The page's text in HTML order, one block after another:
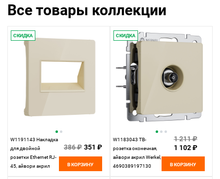
Все товары коллекции
СКИДКА
W1191143 Накладка
для двойной
розетки Еthernet RJ-
45, айвори акрил
386 ₽ 351 ₽
В КОРЗИНУ
СКИДКА
W1183043 ТВ-
розетка оконечная,
айвори акрил Werkel,
4690389197130
1 211 ₽
1 102 ₽
В КОРЗИНУ